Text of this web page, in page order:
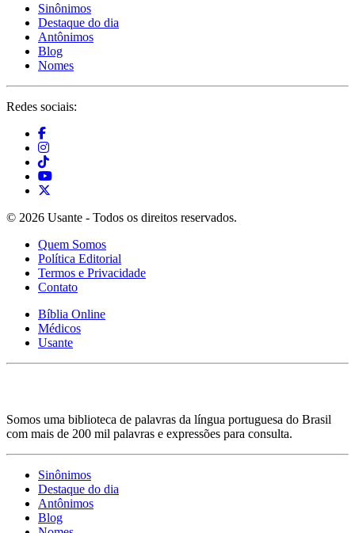
Sinônimos
Destaque do dia
Antônimos
Blog
Nomes
Redes sociais:
© 2026 Usante - Todos os direitos reservados.
Quem Somos
Política Editorial
Termos e Privacidade
Contato
Bíblia Online
Médicos
Usante
Somos uma biblioteca de palavras da língua portuguesa do Brasil
com mais de 200 mil palavras e expressões para consulta.
Sinônimos
Destaque do dia
Antônimos
Blog